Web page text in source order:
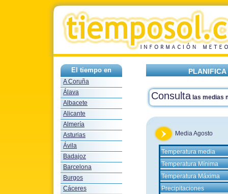
El tiempo en
A Coruña
Álava
Albacete
Alicante
Almería
Asturias
Ávila
Badajoz
Barcelona
Burgos
Cáceres
PLANIFICA
Consulta las medias
Media Agosto
Temperatura media
Temperatura Mínima
Temperatura Máxima
Precipitaciones